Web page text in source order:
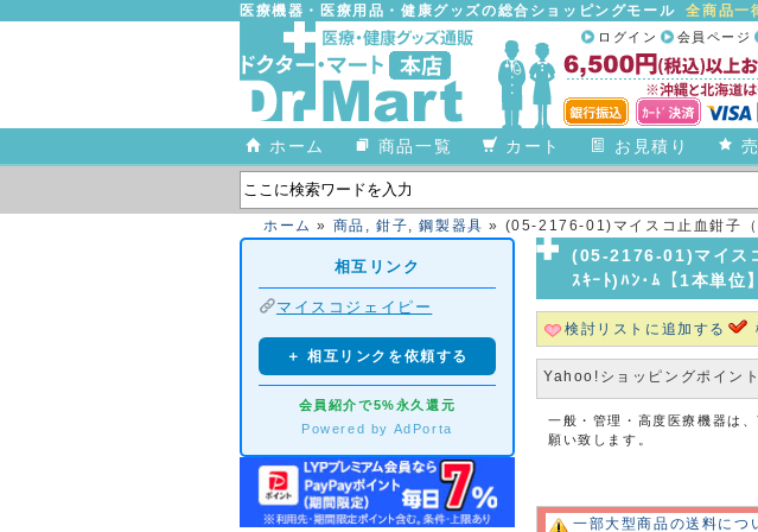
医療機器・医療用品・健康グッズの総合ショッピングモール全商品一
会員ページ
ログイン
ホーム 商品一覧 カート お見積り
ホーム » 商品 , 鉗子,鋼製器具 » (05-2176-01)マイスコ止血鉗子
(05-2176-01)マイス
ｽｷｰﾄ)ﾊﾝ･ﾑ【1本単位
検討リストに追加する
Yahoo!ショッピングポイン
一般・管理・高度医療機器は
願い致します。
一部大型商品の送料につ
相互リンク
マイスコジェイピー
＋ 相互リンクを依頼する
会員紹介で5%永久還元
Powered by AdPorta